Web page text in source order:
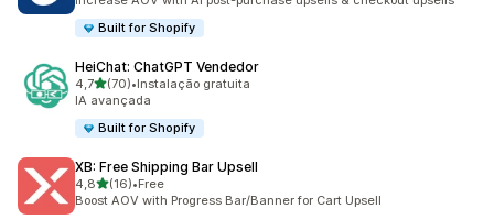
Built for Shopify
HeiChat: ChatGPT Vendedor
4,7de 5 estrelas
(70)
70 total de avaliações
•Instalação gratuita
IA avançada
Built for Shopify
XB: Free Shipping Bar Upsell
4,8de 5 estrelas
(16)
16 total de avaliações
•Free
Boost AOV with Progress Bar/Banner for Cart Upsell